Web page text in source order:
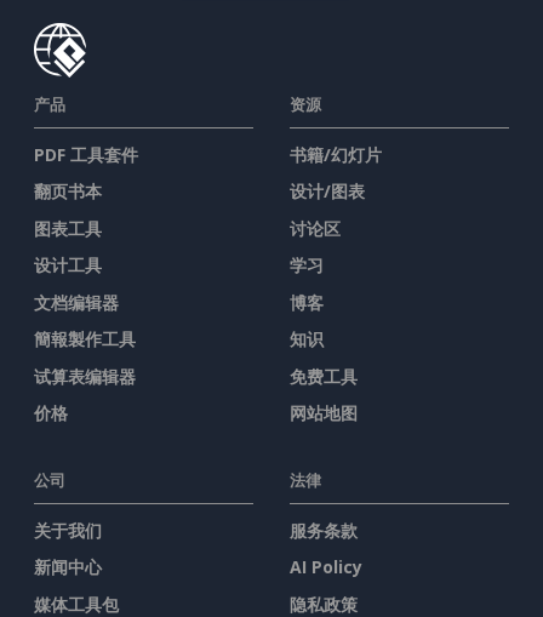
产品
PDF 工具套件
翻页书本
图表工具
设计工具
文档编辑器
簡報製作工具
试算表编辑器
价格
资源
书籍/幻灯片
设计/图表
讨论区
学习
博客
知识
免费工具
网站地图
公司
关于我们
新闻中心
媒体工具包
法律
服务条款
AI Policy
隐私政策